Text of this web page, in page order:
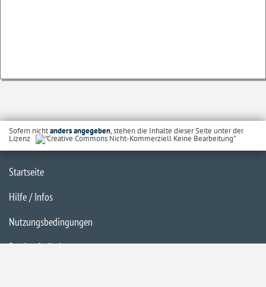
Sofern nichtanders angegeben, stehen die Inhalte dieser Seite unter der
Lizenz
Startseite
Hilfe / Infos
Nutzungsbedingungen
Barrierefreiheit